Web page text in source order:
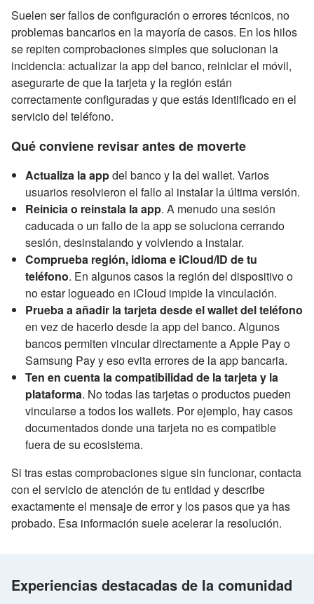
Suelen ser fallos de configuración o errores técnicos, no
problemas bancarios en la mayoría de casos. En los hilos
se repiten comprobaciones simples que solucionan la
incidencia: actualizar la app del banco, reiniciar el móvil,
asegurarte de que la tarjeta y la región están
correctamente configuradas y que estás identificado en el
servicio del teléfono.
Qué conviene revisar antes de moverte
Actualiza la appdel banco y la del wallet. Varios
usuarios resolvieron el fallo al instalar la última versión.
Reinicia o reinstala la app. A menudo una sesión
caducada o un fallo de la app se soluciona cerrando
sesión, desinstalando y volviendo a instalar.
Comprueba región, idioma e iCloud/ID de tu
teléfono. En algunos casos la región del dispositivo o
no estar logueado en iCloud impide la vinculación.
Prueba a añadir la tarjeta desde el wallet del teléfono
en vez de hacerlo desde la app del banco. Algunos
bancos permiten vincular directamente a Apple Pay o
Samsung Pay y eso evita errores de la app bancaria.
Ten en cuenta la compatibilidad de la tarjeta y la
plataforma. No todas las tarjetas o productos pueden
vincularse a todos los wallets. Por ejemplo, hay casos
documentados donde una tarjeta no es compatible
fuera de su ecosistema.
Si tras estas comprobaciones sigue sin funcionar, contacta
con el servicio de atención de tu entidad y describe
exactamente el mensaje de error y los pasos que ya has
probado. Esa información suele acelerar la resolución.
Experiencias destacadas de la comunidad